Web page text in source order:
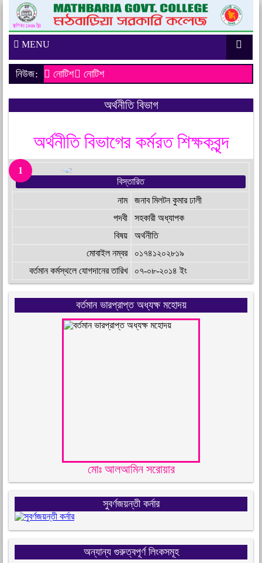
MENU
নিউজ: নোটিশ
নোটিশ
অর্থনীতি বিভাগ
অর্থনীতি বিভাগের কর্মরত শিক্ষকবৃন্দ
1
বিস্তারিত
নাম
জনাব মিলটন কুমার ঢালী
পদবী
সহকারী অধ্যাপক
বিষয়
অর্থনীতি
মোবাইল নম্বর
০১৭৪১২০২৮১৯
বর্তমান কর্মস্থলে যোগদানের তারিখ
০৭-০৮-২০১৪ ইং
বর্তমান ভারপ্রাপ্ত অধ্যক্ষ মহোদয়
মোঃ আলআমিন সরোয়ার
সুবর্ণজয়ন্তী কর্নার
অন্যান্য গুরুত্বপূর্ণ লিংকসমূহ